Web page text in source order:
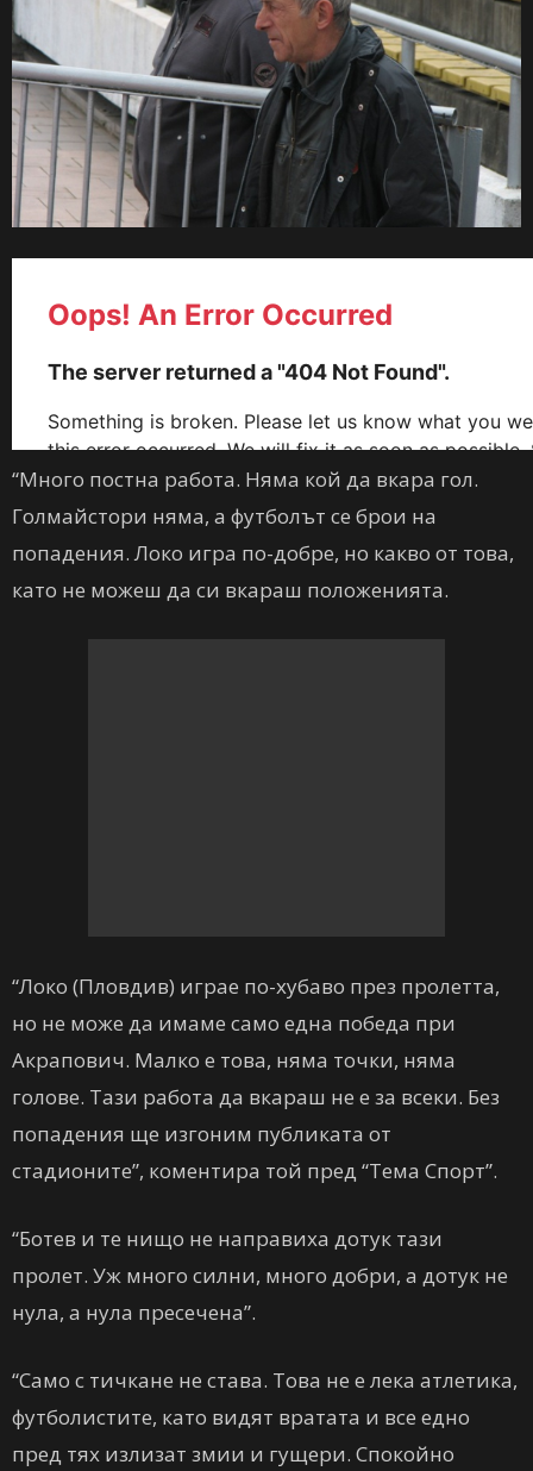
“Много постна работа. Няма кой да вкара гол.
Голмайстори няма, а футболът се брои на
попадения. Локо игра по-добре, но какво от това,
като не можеш да си вкараш положенията.
“Локо (Пловдив) играе по-хубаво през пролетта,
но не може да имаме само една победа при
Акрапович. Малко е това, няма точки, няма
голове. Тази работа да вкараш не е за всеки. Без
попадения ще изгоним публиката от
стадионите”, коментира той пред “Тема Спорт”.
“Ботев и те нищо не направиха дотук тази
пролет. Уж много силни, много добри, а дотук не
нула, а нула пресечена”.
“Само с тичкане не става. Това не е лека атлетика,
футболистите, като видят вратата и все едно
пред тях излизат змии и гущери. Спокойно